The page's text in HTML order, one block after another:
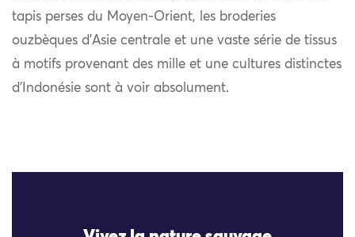
tapis perses du Moyen-Orient, les broderies
ouzbèques d’Asie centrale et une vaste série de tissus
à motifs provenant des mille et une cultures distinctes
d’Indonésie sont à voir absolument.